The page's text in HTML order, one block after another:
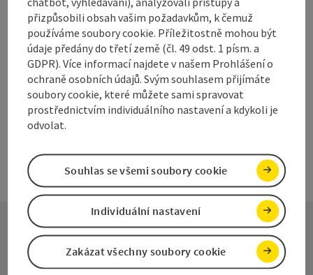
Otevírací doba
POOtevřeno v pondělí
ÚTOtevřeno v úterý
STOtevřeno ve středu
ČTOtevřeno ve čtvrtek
PÁOtevřeno v pátek
SOOtevřeno v sobotu
NEOtevřeno v neděli
SVOtevřeno o svátcích
na další stranu 1 2
Kontakt
přizpůsobili obsah vašim požadavkům, k čemuž
používáme soubory cookie. Příležitostně mohou být
údaje předány do třetí země (čl. 49 odst. 1 písm. a
GDPR). Více informací najdete v našem Prohlášení o
ochraně osobních údajů. Svým souhlasem přijímáte
soubory cookie, které můžete sami spravovat
prostřednictvím individuálního nastavení a kdykoli je
odvolat.
Zakázat všechny soubory cookie
Individuální nastavení
Souhlas se všemi soubory cookie